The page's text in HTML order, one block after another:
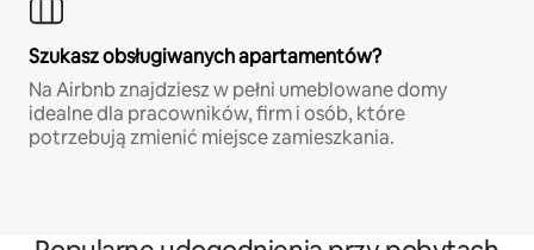
Szukasz obsługiwanych apartamentów?
Na Airbnb znajdziesz w pełni umeblowane domy
idealne dla pracowników, firm i osób, które
potrzebują zmienić miejsce zamieszkania.